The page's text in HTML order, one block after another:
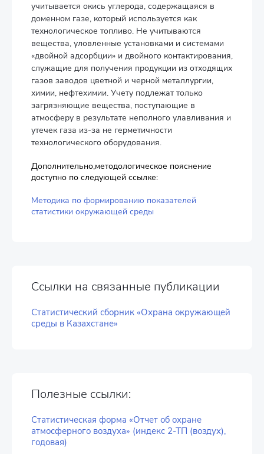
учитывается окись углерода, содержащаяся в
доменном газе, который используется как
технологическое топливо. Не учитываются
вещества, уловленные установками и системами
«двойной адсорбции» и двойного контактирования,
служащие для получения продукции из отходящих
газов заводов цветной и черной металлургии,
химии, нефтехимии. Учету подлежат только
загрязняющие вещества, поступающие в
атмосферу в результате неполного улавливания и
утечек газа из-за не герметичности
технологического оборудования.
Дополнительно,методологическое пояснение
доступно по следующей ссылке:
Методика по формированию показателей
статистики окружающей среды
Ссылки на связанные публикации
Статистический сборник «Охрана окружающей
среды в Казахстане»
Полезные ссылки:
Статистическая форма «Отчет об охране
атмосферного воздуха» (индекс 2-ТП (воздух),
годовая)